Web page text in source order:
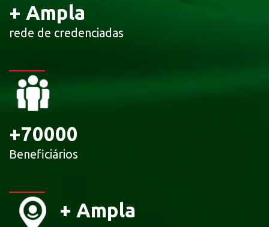
+ Ampla
rede de credenciadas
+70000
Beneficiários
+ Ampla